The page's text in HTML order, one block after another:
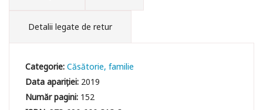
Detalii legate de retur
Categorie:Căsătorie, familie
Data apariției: 2019
Număr pagini: 152